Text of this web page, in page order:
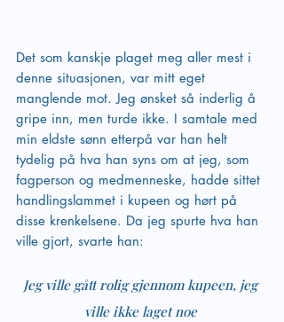
Det som kanskje plaget meg aller mest i
denne situasjonen, var mitt eget
manglende mot. Jeg ønsket så inderlig å
gripe inn, men turde ikke. I samtale med
min eldste sønn etterpå var han helt
tydelig på hva han syns om at jeg, som
fagperson og medmenneske, hadde sittet
handlingslammet i kupeen og hørt på
disse krenkelsene. Da jeg spurte hva han
ville gjort, svarte han:
Jeg ville gått rolig gjennom kupeen, jeg
ville ikke laget noe